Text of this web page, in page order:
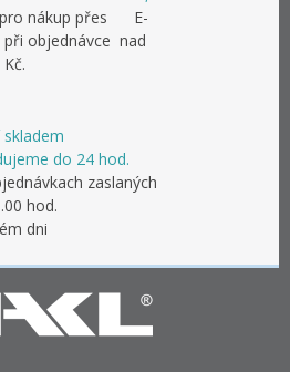
nákup přes E-
při objednávce nad
skladem
do 24 hod.
zaslaných
hod.
dni